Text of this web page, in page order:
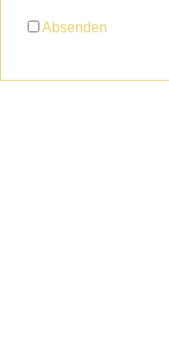
Absenden